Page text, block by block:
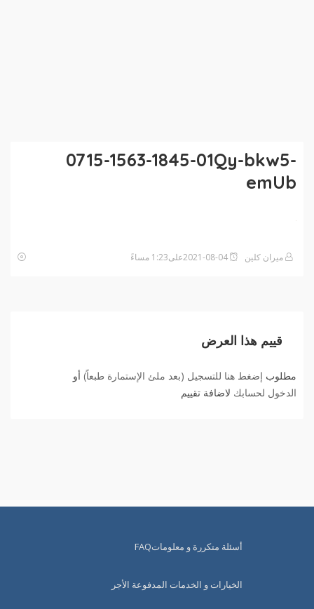
0715-1563-1845-01Qy-bkw5-
emUb
ميران كلين
قييم هذا العرض
مطلوب إضغط هنا للتسجيل (بعد ملئ الإستمارة طبعاً) أو
الدخول لحسابك لاضافة تقييم
أسئلة متكررة و معلوماتFAQ
الخيارات و الخدمات المدفوعة الأجر